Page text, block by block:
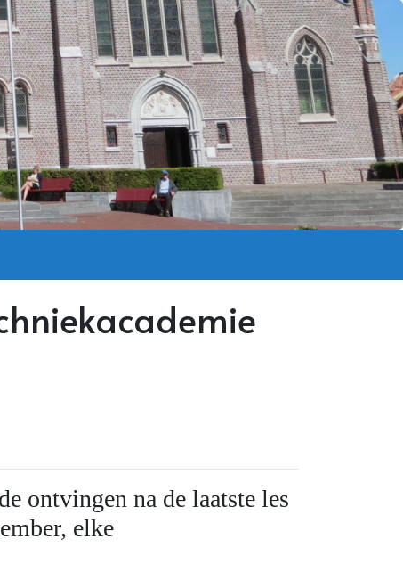
ontvingen na de laatste les
elke